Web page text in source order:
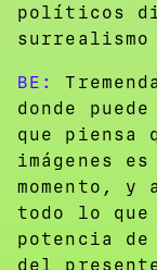
políticos
BE:
donde
que piensa
imágenes
momento, y
todo lo
potencia
del